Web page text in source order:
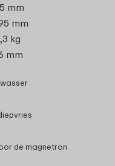
mm
mm
kg
mm
de magnetron